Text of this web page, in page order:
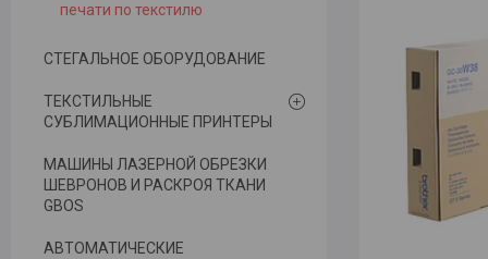
печати по текстилю
СТЕГАЛЬНОЕ ОБОРУДОВАНИЕ
ТЕКСТИЛЬНЫЕ
СУБЛИМАЦИОННЫЕ ПРИНТЕРЫ
МАШИНЫ ЛАЗЕРНОЙ ОБРЕЗКИ
ШЕВРОНОВ И РАСКРОЯ ТКАНИ
GBOS
АВТОМАТИЧЕСКИЕ